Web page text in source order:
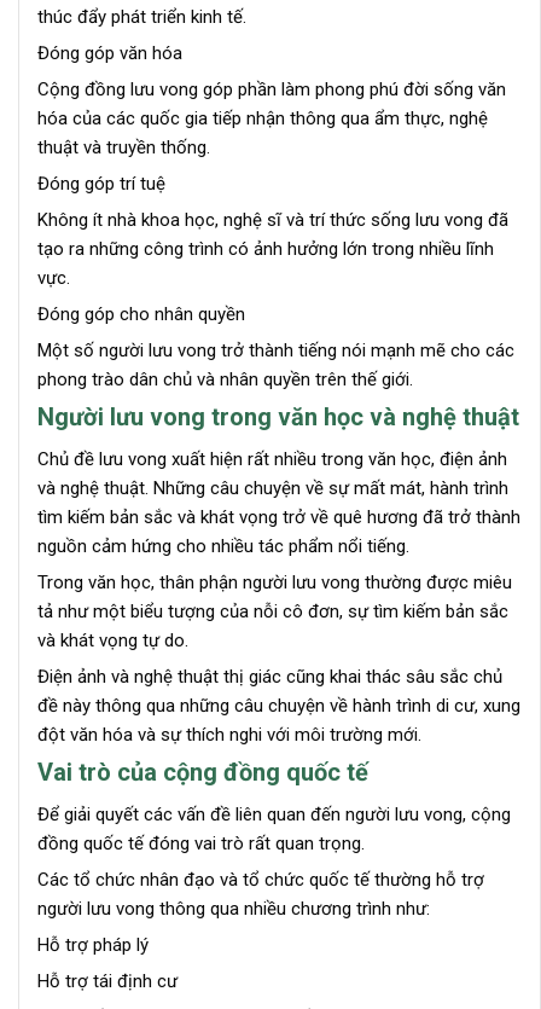
thúc đẩy phát triển kinh tế.
Đóng góp văn hóa
Cộng đồng lưu vong góp phần làm phong phú đời sống văn
hóa của các quốc gia tiếp nhận thông qua ẩm thực, nghệ
thuật và truyền thống.
Đóng góp trí tuệ
Không ít nhà khoa học, nghệ sĩ và trí thức sống lưu vong đã
tạo ra những công trình có ảnh hưởng lớn trong nhiều lĩnh
vực.
Đóng góp cho nhân quyền
Một số người lưu vong trở thành tiếng nói mạnh mẽ cho các
phong trào dân chủ và nhân quyền trên thế giới.
Người lưu vong trong văn học và nghệ thuật
Chủ đề lưu vong xuất hiện rất nhiều trong văn học, điện ảnh
và nghệ thuật. Những câu chuyện về sự mất mát, hành trình
tìm kiếm bản sắc và khát vọng trở về quê hương đã trở thành
nguồn cảm hứng cho nhiều tác phẩm nổi tiếng.
Trong văn học, thân phận người lưu vong thường được miêu
tả như một biểu tượng của nỗi cô đơn, sự tìm kiếm bản sắc
và khát vọng tự do.
Điện ảnh và nghệ thuật thị giác cũng khai thác sâu sắc chủ
đề này thông qua những câu chuyện về hành trình di cư, xung
đột văn hóa và sự thích nghi với môi trường mới.
Vai trò của cộng đồng quốc tế
Để giải quyết các vấn đề liên quan đến người lưu vong, cộng
đồng quốc tế đóng vai trò rất quan trọng.
Các tổ chức nhân đạo và tổ chức quốc tế thường hỗ trợ
người lưu vong thông qua nhiều chương trình như:
Hỗ trợ pháp lý
Hỗ trợ tái định cư